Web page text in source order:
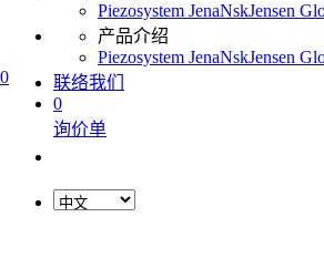
0
Piezosystem JenaNskJensen
产品介绍
Piezosystem JenaNskJensen
联络我们
0
询价单